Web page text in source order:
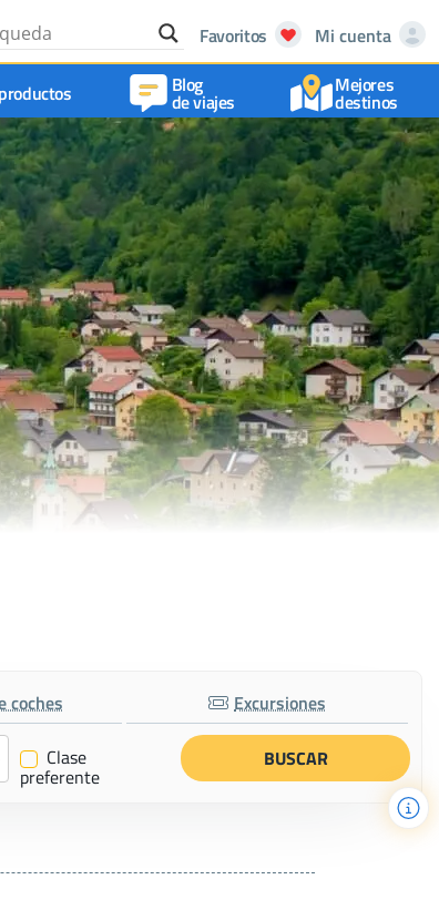
Favoritos
Mi cuenta
Blog
de viajes
Mejores
destinos
coches Excursiones
✔ Clase
preferente